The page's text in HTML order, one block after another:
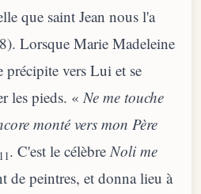
que saint Jean nous l'a
Lorsque Marie Madeleine
précipite vers Lui et se
les pieds. «Ne me touche
monté vers mon Père
. C'est le célèbreNoli me
de peintres, et donna lieu à